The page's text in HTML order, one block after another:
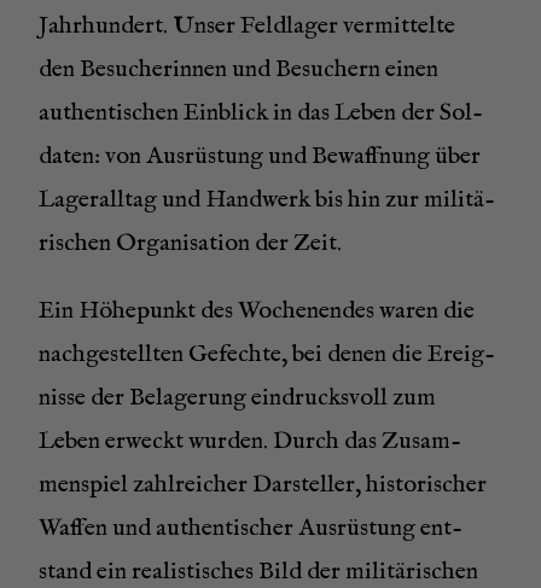
Jahr­hun­dert. Unser Feld­la­ger ver­mit­tel­te
den Besu­che­rin­nen und Besu­chern einen
authen­ti­schen Ein­blick in das Leben der Sol­
da­ten: von Aus­rüs­tung und Bewaff­nung über
Lager­all­tag und Hand­werk bis hin zur mili­tä­
ri­schen Orga­ni­sa­ti­on der Zeit.
Ein Höhe­punkt des Wochen­en­des waren die
nach­ge­stell­ten Gefech­te, bei denen die Ereig­
nis­se der Bela­ge­rung ein­drucks­voll zum
Leben erweckt wur­den. Durch das Zusam­
men­spiel zahl­rei­cher Dar­stel­ler, his­to­ri­scher
Waf­fen und authen­ti­scher Aus­rüs­tung ent­
stand ein rea­lis­ti­sches Bild der mili­tä­ri­schen